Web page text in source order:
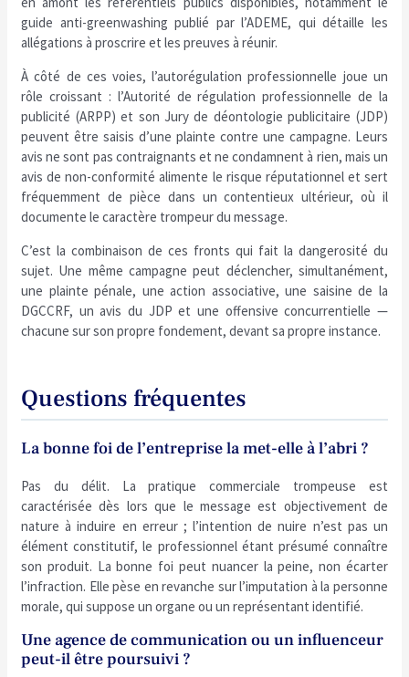
guide anti-greenwashing publié par l’ADEME, qui détaille les
allégations à proscrire et les preuves à réunir.
À côté de ces voies, l’autorégulation professionnelle joue un
rôle croissant : l’Autorité de régulation professionnelle de la
publicité (ARPP) et son Jury de déontologie publicitaire (JDP)
peuvent être saisis d’une plainte contre une campagne. Leurs
avis ne sont pas contraignants et ne condamnent à rien, mais un
avis de non-conformité alimente le risque réputationnel et sert
fréquemment de pièce dans un contentieux ultérieur, où il
documente le caractère trompeur du message.
C’est la combinaison de ces fronts qui fait la dangerosité du
sujet. Une même campagne peut déclencher, simultanément,
une plainte pénale, une action associative, une saisine de la
DGCCRF, un avis du JDP et une offensive concurrentielle —
chacune sur son propre fondement, devant sa propre instance.
Questions fréquentes
La bonne foi de l’entreprise la met-elle à l’abri ?
Pas du délit. La pratique commerciale trompeuse est
caractérisée dès lors que le message est objectivement de
nature à induire en erreur ; l’intention de nuire n’est pas un
élément constitutif, le professionnel étant présumé connaître
son produit. La bonne foi peut nuancer la peine, non écarter
l’infraction. Elle pèse en revanche sur l’imputation à la personne
morale, qui suppose un organe ou un représentant identifié.
Une agence de communication ou un influenceur
peut-il être poursuivi ?